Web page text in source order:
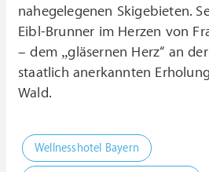
nahegelegenen Skigebieten.
Eibl-Brunner im Herzen von
– dem „gläsernen Herz“ an
staatlich anerkannten
Wald.
Wellnesshotel Bayern